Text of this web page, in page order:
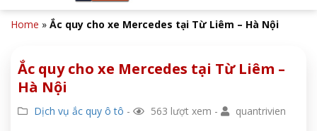
Home » Ắc quy cho xe Mercedes tại Từ Liêm – Hà Nội
Ắc quy cho xe Mercedes tại Từ Liêm –
Hà Nội
Dịch vụ ắc quy ô tô - 563 lượt xem - quantrivien